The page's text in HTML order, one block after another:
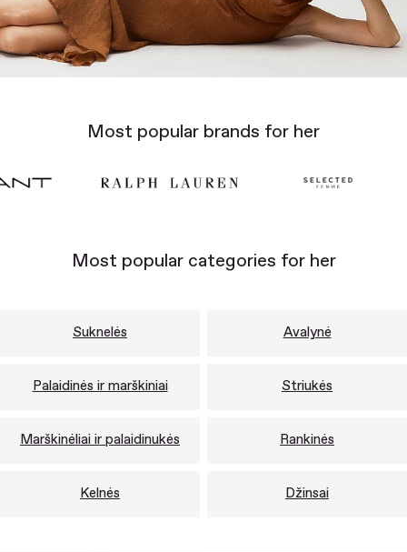
Most popular brands for her
Most popular categories for her
Suknelės Avalynė
Palaidinės ir marškiniai Striukės
Marškinėliai ir palaidinukės Rankinės
Kelnės Džinsai